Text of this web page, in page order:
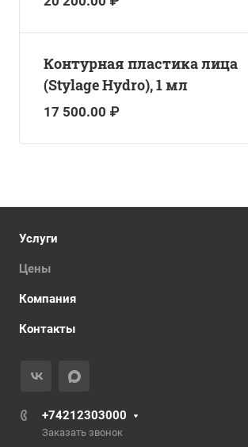
Контурная пластика лица
(Stylage Hydro), 1 мл
17 500.00 ₽
Услуги
Цены
Компания
Контакты
+74212303000
Заказать звонок